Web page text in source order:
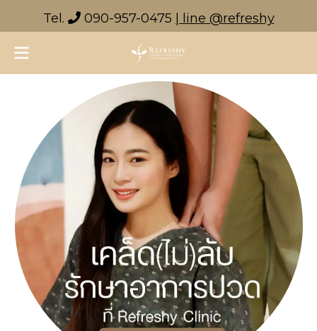
Tel. 090-957-0475 | line @refreshy